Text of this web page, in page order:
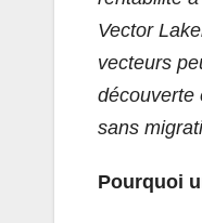
Vector
vecteurs
découverte
sans
Pourquoi